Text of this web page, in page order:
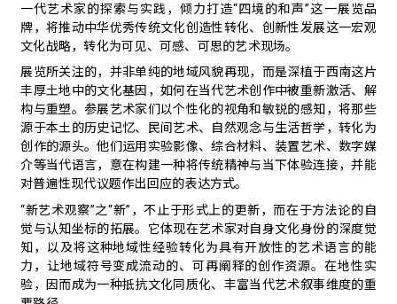
一代艺术家的探索与实践，倾力打造“四境的和声”这一展览品
牌，将推动中华优秀传统文化创造性转化、创新性发展这一宏观
文化战略，转化为可见、可感、可思的艺术现场。
展览所关注的，并非单纯的地域风貌再现，而是深植于西南这片
丰厚土地中的文化基因，如何在当代艺术创作中被重新激活、解
构与重塑。参展艺术家们以个性化的视角和敏锐的感知，将那些
源于本土的历史记忆、民间艺术、自然观念与生活哲学，转化为
创作的源头。他们运用实验影像、综合材料、装置艺术、数字媒
介等当代语言，意在构建一种将传统精神与当下体验连接，并能
对普遍性现代议题作出回应的表达方式。
“新艺术观察”之“新”，不止于形式上的更新，而在于方法论的自
觉与认知坐标的拓展。它体现在艺术家对自身文化身份的深度觉
知，以及将这种地域性经验转化为具有开放性的艺术语言的能
力，让地域符号变成流动的、可再阐释的创作资源。在地性实
验，因而成为一种抵抗文化同质化、丰富当代艺术叙事维度的重